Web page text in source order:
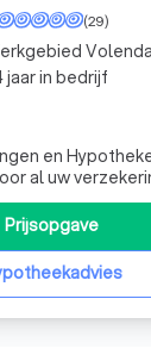
(29)
en
al uw
een rijke
door
Of u nu op
te ko
Prijsopgave
jaar in bedrijf